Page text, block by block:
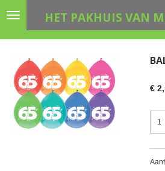
Ga
hoofdinhoud
HET PAKHUIS VAN
€